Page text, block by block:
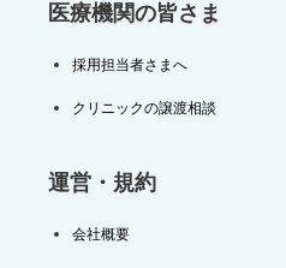
医療機関の皆さま
採用担当者さまへ
クリニックの譲渡相談
運営・規約
会社概要